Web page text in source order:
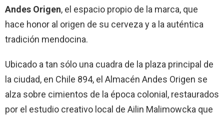
Andes Origen, el espacio propio de la marca, que
hace honor al origen de su cerveza y a la auténtica
tradición mendocina.
Ubicado a tan sólo una cuadra de la plaza principal de
la ciudad, en Chile 894, el Almacén Andes Origen se
alza sobre cimientos de la época colonial, restaurados
por el estudio creativo local de Ailin Malimowcka que